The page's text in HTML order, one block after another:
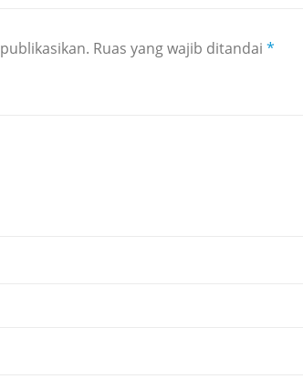
Ruas yang wajib ditandai *